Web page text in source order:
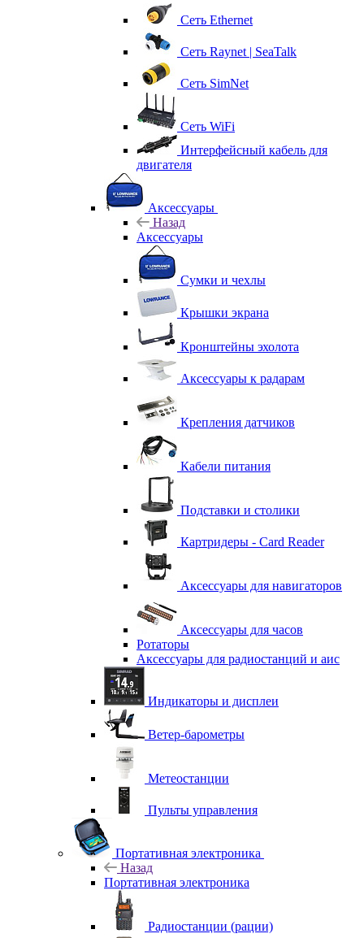
Сеть Ethernet
Сеть Raynet | SeaTalk
Сеть SimNet
Сеть WiFi
Интерфейсный кабель для
двигателя
Аксессуары
Назад
Аксессуары
Сумки и чехлы
Крышки экрана
Кронштейны эхолота
Аксессуары к радарам
Крепления датчиков
Кабели питания
Подставки и столики
Картридеры - Card Reader
Аксессуары для навигаторов
Аксессуары для часов
Ротаторы
Аксессуары для радиостанций и аис
Индикаторы и дисплеи
Ветер-барометры
Метеостанции
Пульты управления
Портативная электроника
Назад
Портативная электроника
Радиостанции (рации)